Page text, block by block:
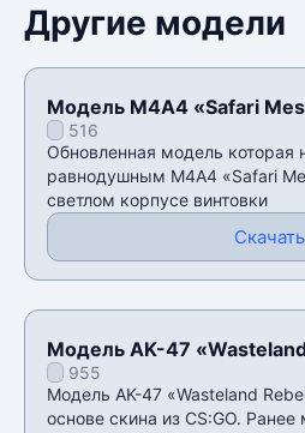
Другие модели
Модель М4А4 «Safari
516
Обновленная модель которая
равнодушным М4А4 «Safari
светлом корпусе винтовки
Скачать
Модель AK-47
v34955
Модель AK-47 «Wasteland
основе скина из CS:GO.